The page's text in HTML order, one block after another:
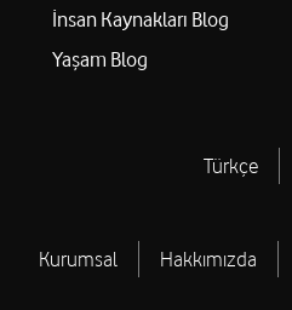
İnsan Kaynakları Blog
Yaşam Blog
Türkçe
Kurumsal Hakkımızda